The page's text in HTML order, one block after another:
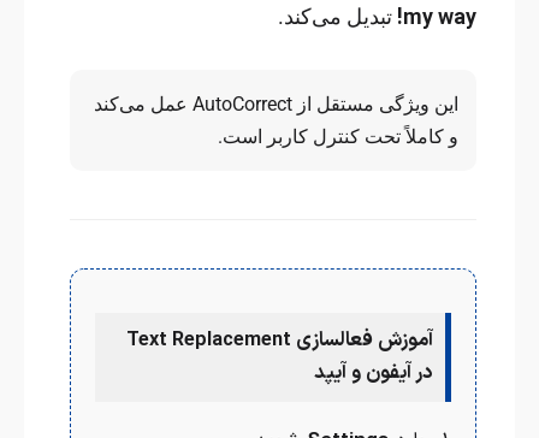
my way! تبدیل می‌کند.
این ویژگی مستقل از AutoCorrect عمل می‌کند
و کاملاً تحت کنترل کاربر است.
آموزش فعالسازی Text Replacement
در آیفون و آیپد